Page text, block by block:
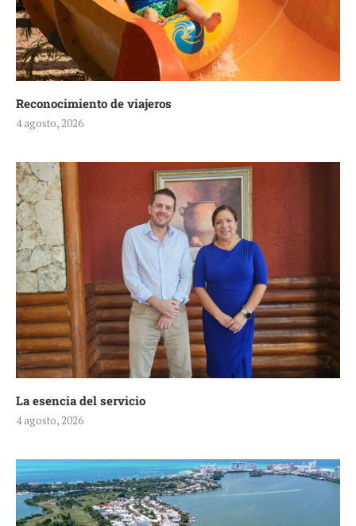
Reconocimiento de viajeros
4 agosto, 2026
La esencia del servicio
4 agosto, 2026